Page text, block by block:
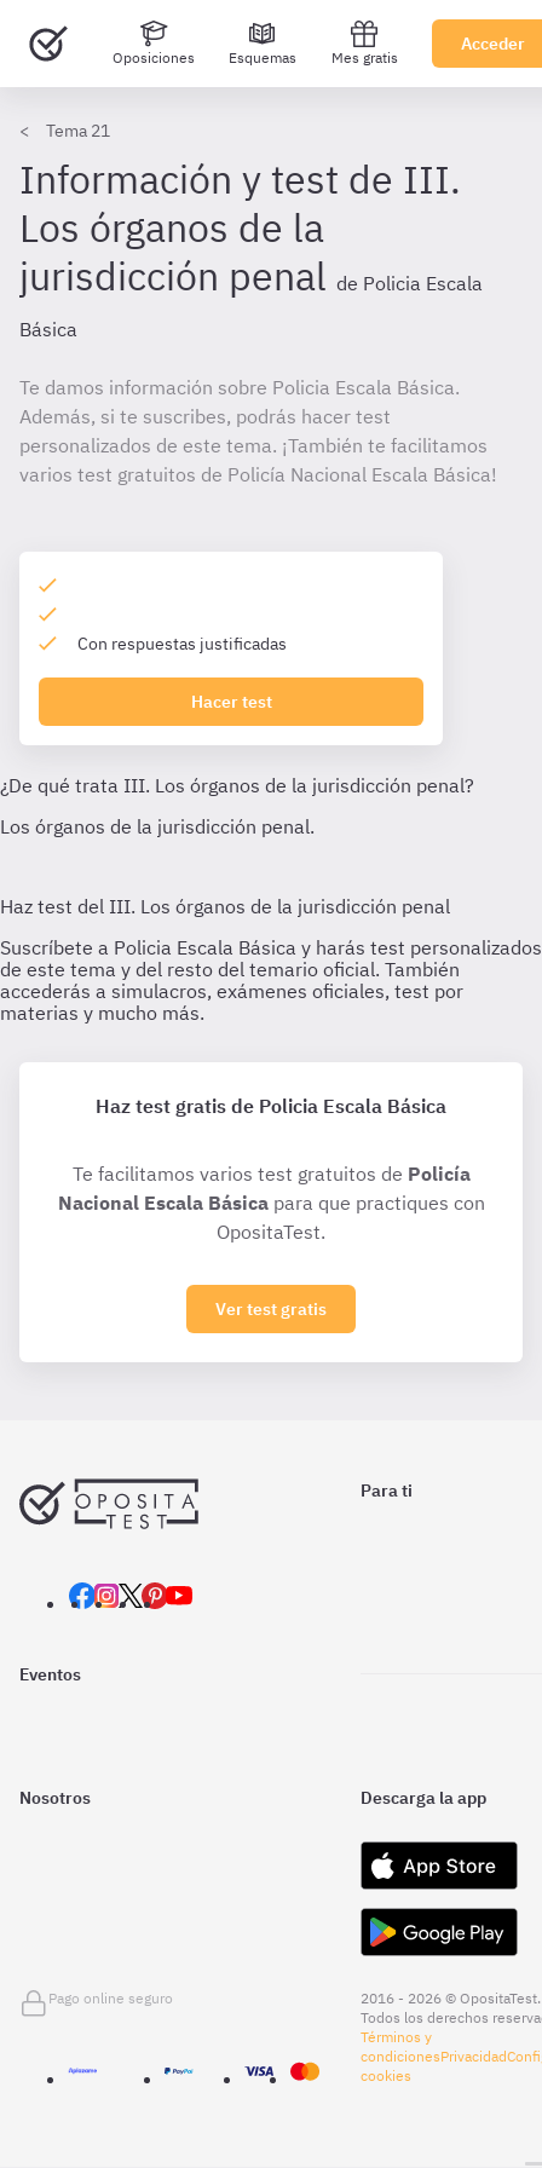
Oposiciones Esquemas Mes gratis
Acceder
Tema 21
Información y test de III.
Los órganos de la
jurisdicción penal de Policia Escala
Básica
Te damos información sobre Policia Escala Básica.
Además, si te suscribes, podrás hacer test
personalizados de este tema. ¡También te facilitamos
varios test gratuitos de Policía Nacional Escala Básica!
Con respuestas justificadas
Hacer test
Haz test gratis de Policia Escala Básica
Te facilitamos varios test gratuitos de Policía
Nacional Escala Básicapara que practiques con
OpositaTest.
Ver test gratis
Para ti
Eventos
Nosotros Descarga la app
Pago online seguro
2016 - 2026 © OpositaTest.
Todos los derechos
Términos y
condicionesPrivacidad
cookies